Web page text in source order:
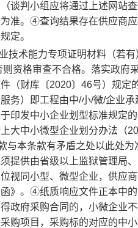
谈判小组应将通过上述网站
准。④查询结果存在供应商
定。
技术能力专项证明材料（若
资格审查不合格。落实政府
（财库〔2020〕46号）规定
务）即工程由中/小/微/企业
印发中小企业划型标准规定
大中小微型企业划分办法（
与本条款有矛盾之处以此处
提供由省级以上监狱管理局
视同小型、微型企业，供应
》。④纸质响应文件正本中
政府采购合同的，小微企业
购项目，采购标的对应的中